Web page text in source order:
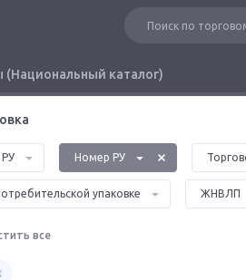
каталог)
Номер РУ
упаковке ЖНВЛП
все